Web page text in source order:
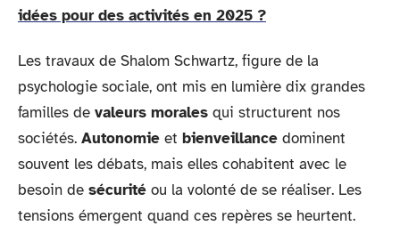
idées pour des activités en 2025 ?
Les travaux de Shalom Schwartz, figure de la
psychologie sociale, ont mis en lumière dix grandes
familles de valeurs morales qui structurent nos
sociétés. Autonomie et bienveillance dominent
souvent les débats, mais elles cohabitent avec le
besoin de sécurité ou la volonté de se réaliser. Les
tensions émergent quand ces repères se heurtent.